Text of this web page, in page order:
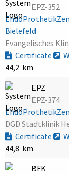
EPZ-352
Bielefeld
Evangelisches
Certificate
44,2 km
EPZ
EPZ-374
DGD Stadtklinik
Certificate
44,8 km
BFK